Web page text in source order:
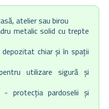
atelier sau birou
metalic solid cu trepte
chiar și în spații
utilizare sigură și
- protecția pardoselii și